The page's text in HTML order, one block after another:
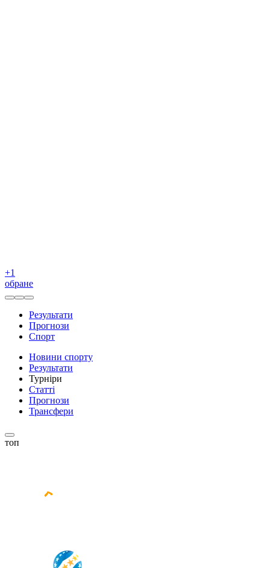
+1
обране
Результати
Прогнози
Спорт
Новини спорту
Результати
Турніри
Статті
Прогнози
Трансфери
топ